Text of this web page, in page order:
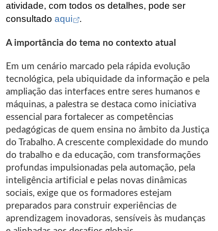
atividade, com todos os detalhes, pode ser
consultado aqui Abre em nova aba
.
A importância do tema no contexto atual
Em um cenário marcado pela rápida evolução
tecnológica, pela ubiquidade da informação e pela
ampliação das interfaces entre seres humanos e
máquinas, a palestra se destaca como iniciativa
essencial para fortalecer as competências
pedagógicas de quem ensina no âmbito da Justiça
do Trabalho. A crescente complexidade do mundo
do trabalho e da educação, com transformações
profundas impulsionadas pela automação, pela
inteligência artificial e pelas novas dinâmicas
sociais, exige que os formadores estejam
preparados para construir experiências de
aprendizagem inovadoras, sensíveis às mudanças